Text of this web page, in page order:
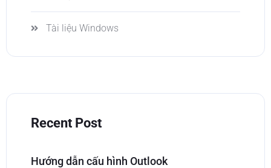
Tài liệu Windows
Recent Post
Hướng dẫn cấu hình Outlook